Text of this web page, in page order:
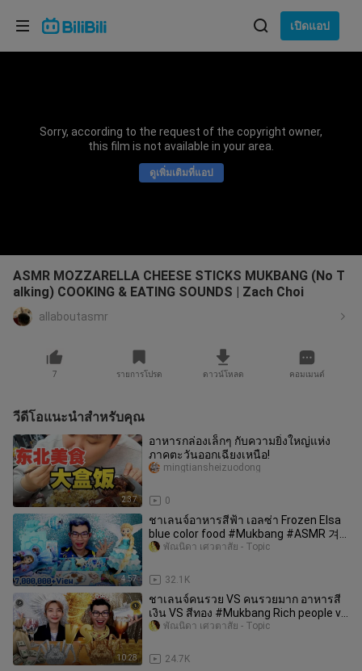
เปิดแอป
Sorry, according to the request of the copyright owner,
this film is not available in your area.
ดูเพิ่มเติมที่แอป
ASMR MOZZARELLA CHEESE STICKS MUKBANG (No T
alking) COOKING & EATING SOUNDS | Zach Choi
allaboutasmr
7 รายการโปรด ดาวน์โหลด คอมเมนต์
วีดีโอแนะนำสำหรับคุณ
2:37
อาหารกล่องเล็กๆ กับความยิ่งใหญ่แห่ง
ภาคตะวันออกเฉียงเหนือ!
0
mingtiansheizuodong
4:57
ชาเลนจ์อาหารสีฟ้า เอลซ่า Frozen Elsa
blue color food #Mukbang #ASMR 겨
울왕국 엘사 파란색 음식 먹방:ขันติ
32.1K
พัณนิดา เศวตาสัย - Topic
10:28
ชาเลนจ์คนรวย VS คนรวยมาก อาหารสี
เงิน VS สีทอง #Mukbang Rich people vs
very rich, silver gold:ขันติ
24.7K
พัณนิดา เศวตาสัย - Topic
เลือกภาษา